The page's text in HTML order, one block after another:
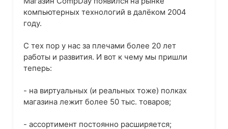
компьютерных технологий в далёком 2004
году.
С тех пор у нас за плечами более 20 лет
работы и развития. И вот к чему мы пришли
теперь:
- на виртуальных (и реальных тоже) полках
магазина лежит более 50 тыс. товаров;
- ассортимент постоянно расширяется;